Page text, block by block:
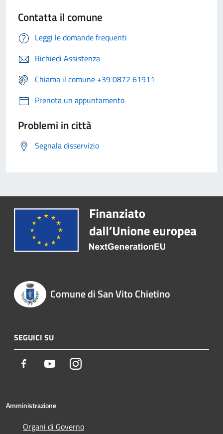
Contatta il comune
Leggi le domande frequenti
Richiedi Assistenza
Chiama il comune +39 0872 61911
Prenota un appuntamento
Problemi in città
Segnala disservizio
Comune di San Vito Chietino
SEGUICI SU
Facebook YoutubeInstagram
Amministrazione
Organi di Governo